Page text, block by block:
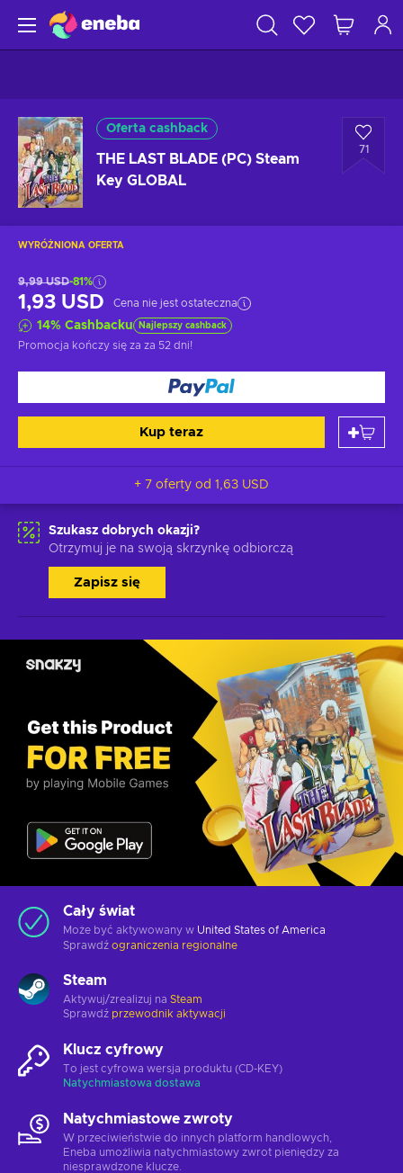
Oferta cashback
THE LAST BLADE (PC) Steam
Key GLOBAL
71
WYRÓŻNIONA OFERTA
9,99 USD-81%
1,93 USD Cena nie jest ostateczna
14% Cashbacku Najlepszy cashback
Promocja kończy się za za 52 dni!
Kup teraz
+ 7 oferty od 1,63 USD
Szukasz dobrych okazji?
Otrzymuj je na swoją skrzynkę odbiorczą
Zapisz się
Cały świat
Może być aktywowany w United States of America
Sprawdź ograniczenia regionalne
Steam
Aktywuj/zrealizuj na Steam
Sprawdź przewodnik aktywacji
Klucz cyfrowy
To jest cyfrowa wersja produktu (CD-KEY)
Natychmiastowa dostawa
Natychmiastowe zwroty
W przeciwieństwie do innych platform handlowych,
Eneba umożliwia natychmiastowy zwrot pieniędzy za
niesprawdzone klucze.